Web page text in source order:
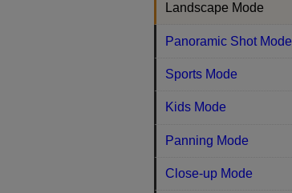
Landscape Mode
Panoramic Shot Mode
Sports Mode
Kids Mode
Panning Mode
Close-up Mode